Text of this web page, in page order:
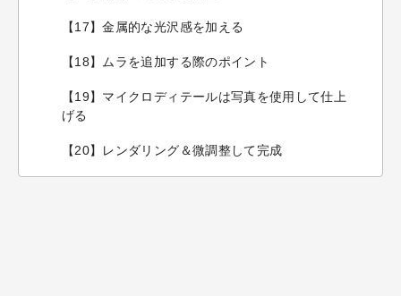
【17】金属的な光沢感を加える
【18】ムラを追加する際のポイント
【19】マイクロディテールは写真を使用して仕上
げる
【20】レンダリング＆微調整して完成